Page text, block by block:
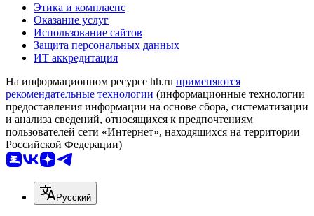
Этика и комплаенс
Оказание услуг
Использование сайтов
Защита персональных данных
ИТ аккредитация
На информационном ресурсе hh.ru применяются
рекомендательные технологии (информационные технологии
предоставления информации на основе сбора, систематизации
и анализа сведений, относящихся к предпочтениям
пользователей сети «Интернет», находящихся на территории
Российской Федерации)
Русский